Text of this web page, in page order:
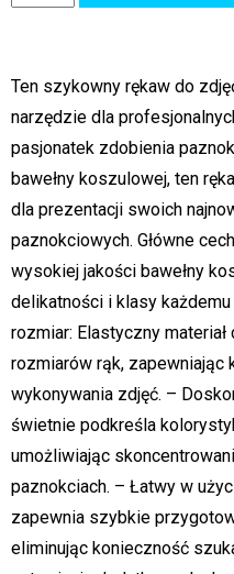
Ten szykowny rękaw do
narzędzie dla
pasjonatek zdobienia
bawełny koszulowej, ten
dla prezentacji swoich
paznokciowych. Główne
wysokiej jakości bawełny
delikatności i klasy
rozmiar: Elastyczny
rozmiarów rąk,
wykonywania zdjęć. –
świetnie podkreśla
umożliwiając
paznokciach. – Łatwy w
zapewnia szybkie
eliminując konieczność